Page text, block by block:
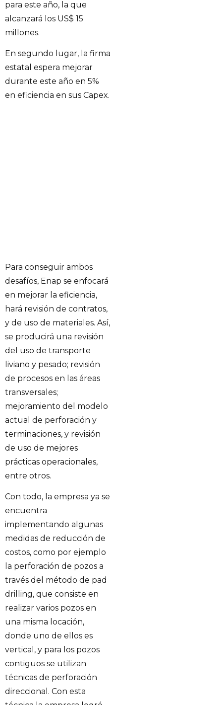
para este año, la que
alcanzará los US$ 15
millones.
En segundo lugar, la firma
estatal espera mejorar
durante este año en 5%
en eficiencia en sus Capex.
Para conseguir ambos
desafíos, Enap se enfocará
en mejorar la eficiencia,
hará revisión de contratos,
y de uso de materiales. Así,
se producirá una revisión
del uso de transporte
liviano y pesado; revisión
de procesos en las áreas
transversales;
mejoramiento del modelo
actual de perforación y
terminaciones, y revisión
de uso de mejores
prácticas operacionales,
entre otros.
Con todo, la empresa ya se
encuentra
implementando algunas
medidas de reducción de
costos, como por ejemplo
la perforación de pozos a
través del método de pad
drilling, que consiste en
realizar varios pozos en
una misma locación,
donde uno de ellos es
vertical, y para los pozos
contiguos se utilizan
técnicas de perforación
direccional. Con esta